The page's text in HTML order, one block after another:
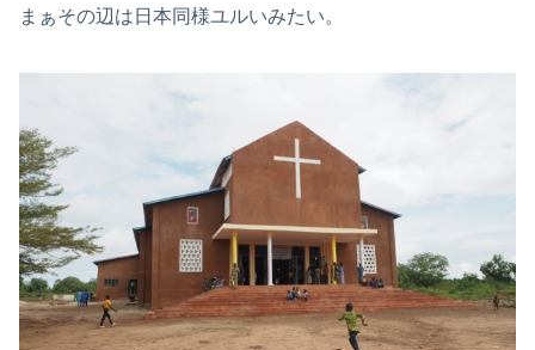
まぁその辺は日本同様ユルいみたい。